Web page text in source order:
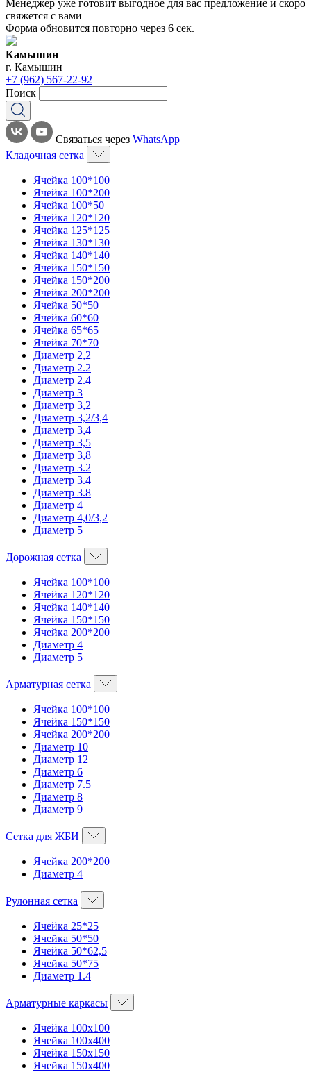
Менеджер уже готовит выгодное для вас предложение и скоро
свяжется с вами
Форма обновится повторно через 6 сек.
Камышин
г. Камышин
+7 (962) 567-22-92
Поиск
Связаться через WhatsApp
Кладочная сетка
Ячейка 100*100
Ячейка 100*200
Ячейка 100*50
Ячейка 120*120
Ячейка 125*125
Ячейка 130*130
Ячейка 140*140
Ячейка 150*150
Ячейка 150*200
Ячейка 200*200
Ячейка 50*50
Ячейка 60*60
Ячейка 65*65
Ячейка 70*70
Диаметр 2,2
Диаметр 2.2
Диаметр 2.4
Диаметр 3
Диаметр 3,2
Диаметр 3,2/3,4
Диаметр 3,4
Диаметр 3,5
Диаметр 3,8
Диаметр 3.2
Диаметр 3.4
Диаметр 3.8
Диаметр 4
Диаметр 4,0/3,2
Диаметр 5
Дорожная сетка
Ячейка 100*100
Ячейка 120*120
Ячейка 140*140
Ячейка 150*150
Ячейка 200*200
Диаметр 4
Диаметр 5
Арматурная сетка
Ячейка 100*100
Ячейка 150*150
Ячейка 200*200
Диаметр 10
Диаметр 12
Диаметр 6
Диаметр 7.5
Диаметр 8
Диаметр 9
Сетка для ЖБИ
Ячейка 200*200
Диаметр 4
Рулонная сетка
Ячейка 25*25
Ячейка 50*50
Ячейка 50*62,5
Ячейка 50*75
Диаметр 1.4
Арматурные каркасы
Ячейка 100х100
Ячейка 100х400
Ячейка 150х150
Ячейка 150х400